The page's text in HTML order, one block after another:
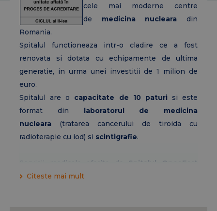
cele mai moderne centre
de medicina nucleara din
Romania.
Spitalul functioneaza intr-o cladire ce a fost
renovata si dotata cu echipamente de ultima
generatie, in urma unei investitii de 1 milion de
euro.
Spitalul are o capacitate de 10 paturisi este
format din laboratorul de
medicina
nucleara (tratarea cancerului de tiroida cu
radioterapie cu iod) si scintigrafie.
Servicii medicale oferite de
Spitalul OncoFort
Caloian:
Citeste mai mult